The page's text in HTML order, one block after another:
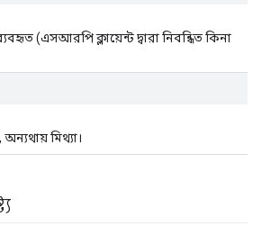
(এসআরপি ক্লায়েন্ট দ্বারা নিবন্ধিত কিনা
মিথ্যা।